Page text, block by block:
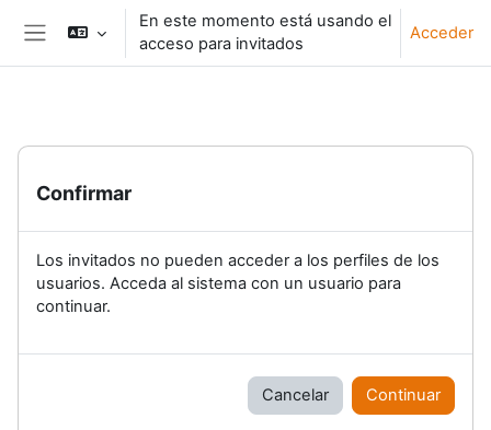
Salta al contenido principal
Panel lateral
En este momento está usando el
acceso para invitados
Acceder
Confirmar
Los invitados no pueden acceder a los perfiles de los
usuarios. Acceda al sistema con un usuario para
continuar.
Cancelar Continuar